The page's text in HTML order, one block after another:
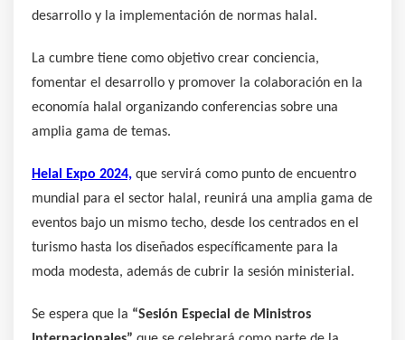
desarrollo y la implementación de normas halal.
La cumbre tiene como objetivo crear conciencia,
fomentar el desarrollo y promover la colaboración en la
economía halal organizando conferencias sobre una
amplia gama de temas.
Helal Expo 2024, que servirá como punto de encuentro
mundial para el sector halal, reunirá una amplia gama de
eventos bajo un mismo techo, desde los centrados en el
turismo hasta los diseñados específicamente para la
moda modesta, además de cubrir la sesión ministerial.
Se espera que la “Sesión Especial de Ministros